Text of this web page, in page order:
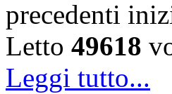
precedenti
Letto 49618
Leggi tutto...